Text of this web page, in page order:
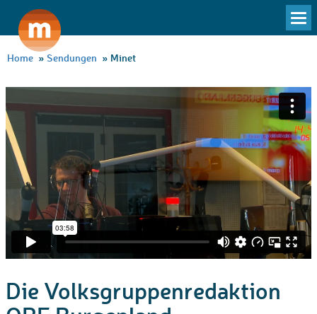
Home » Sendungen » Minet
Die Volksgruppenredaktion